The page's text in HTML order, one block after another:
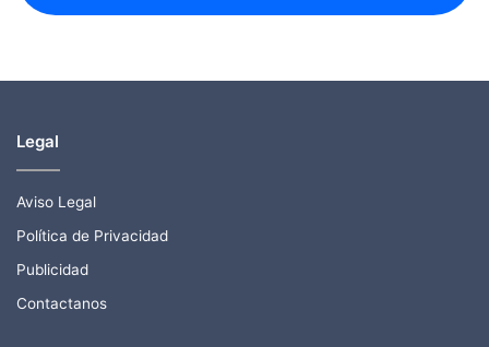
Legal
Aviso Legal
Política de Privacidad
Publicidad
Contactanos